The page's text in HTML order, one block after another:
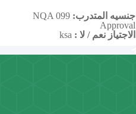
جنسيه المتدرب:NQA 099
Approval
الاجتياز نعم / لا : ksa